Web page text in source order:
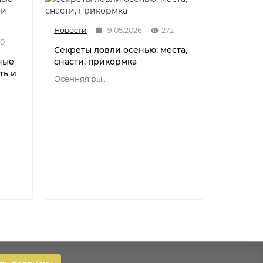
и
Новости 19.05.2026 272
Секреты ловли осенью: места,
снасти, прикормка
Осенняя ры..